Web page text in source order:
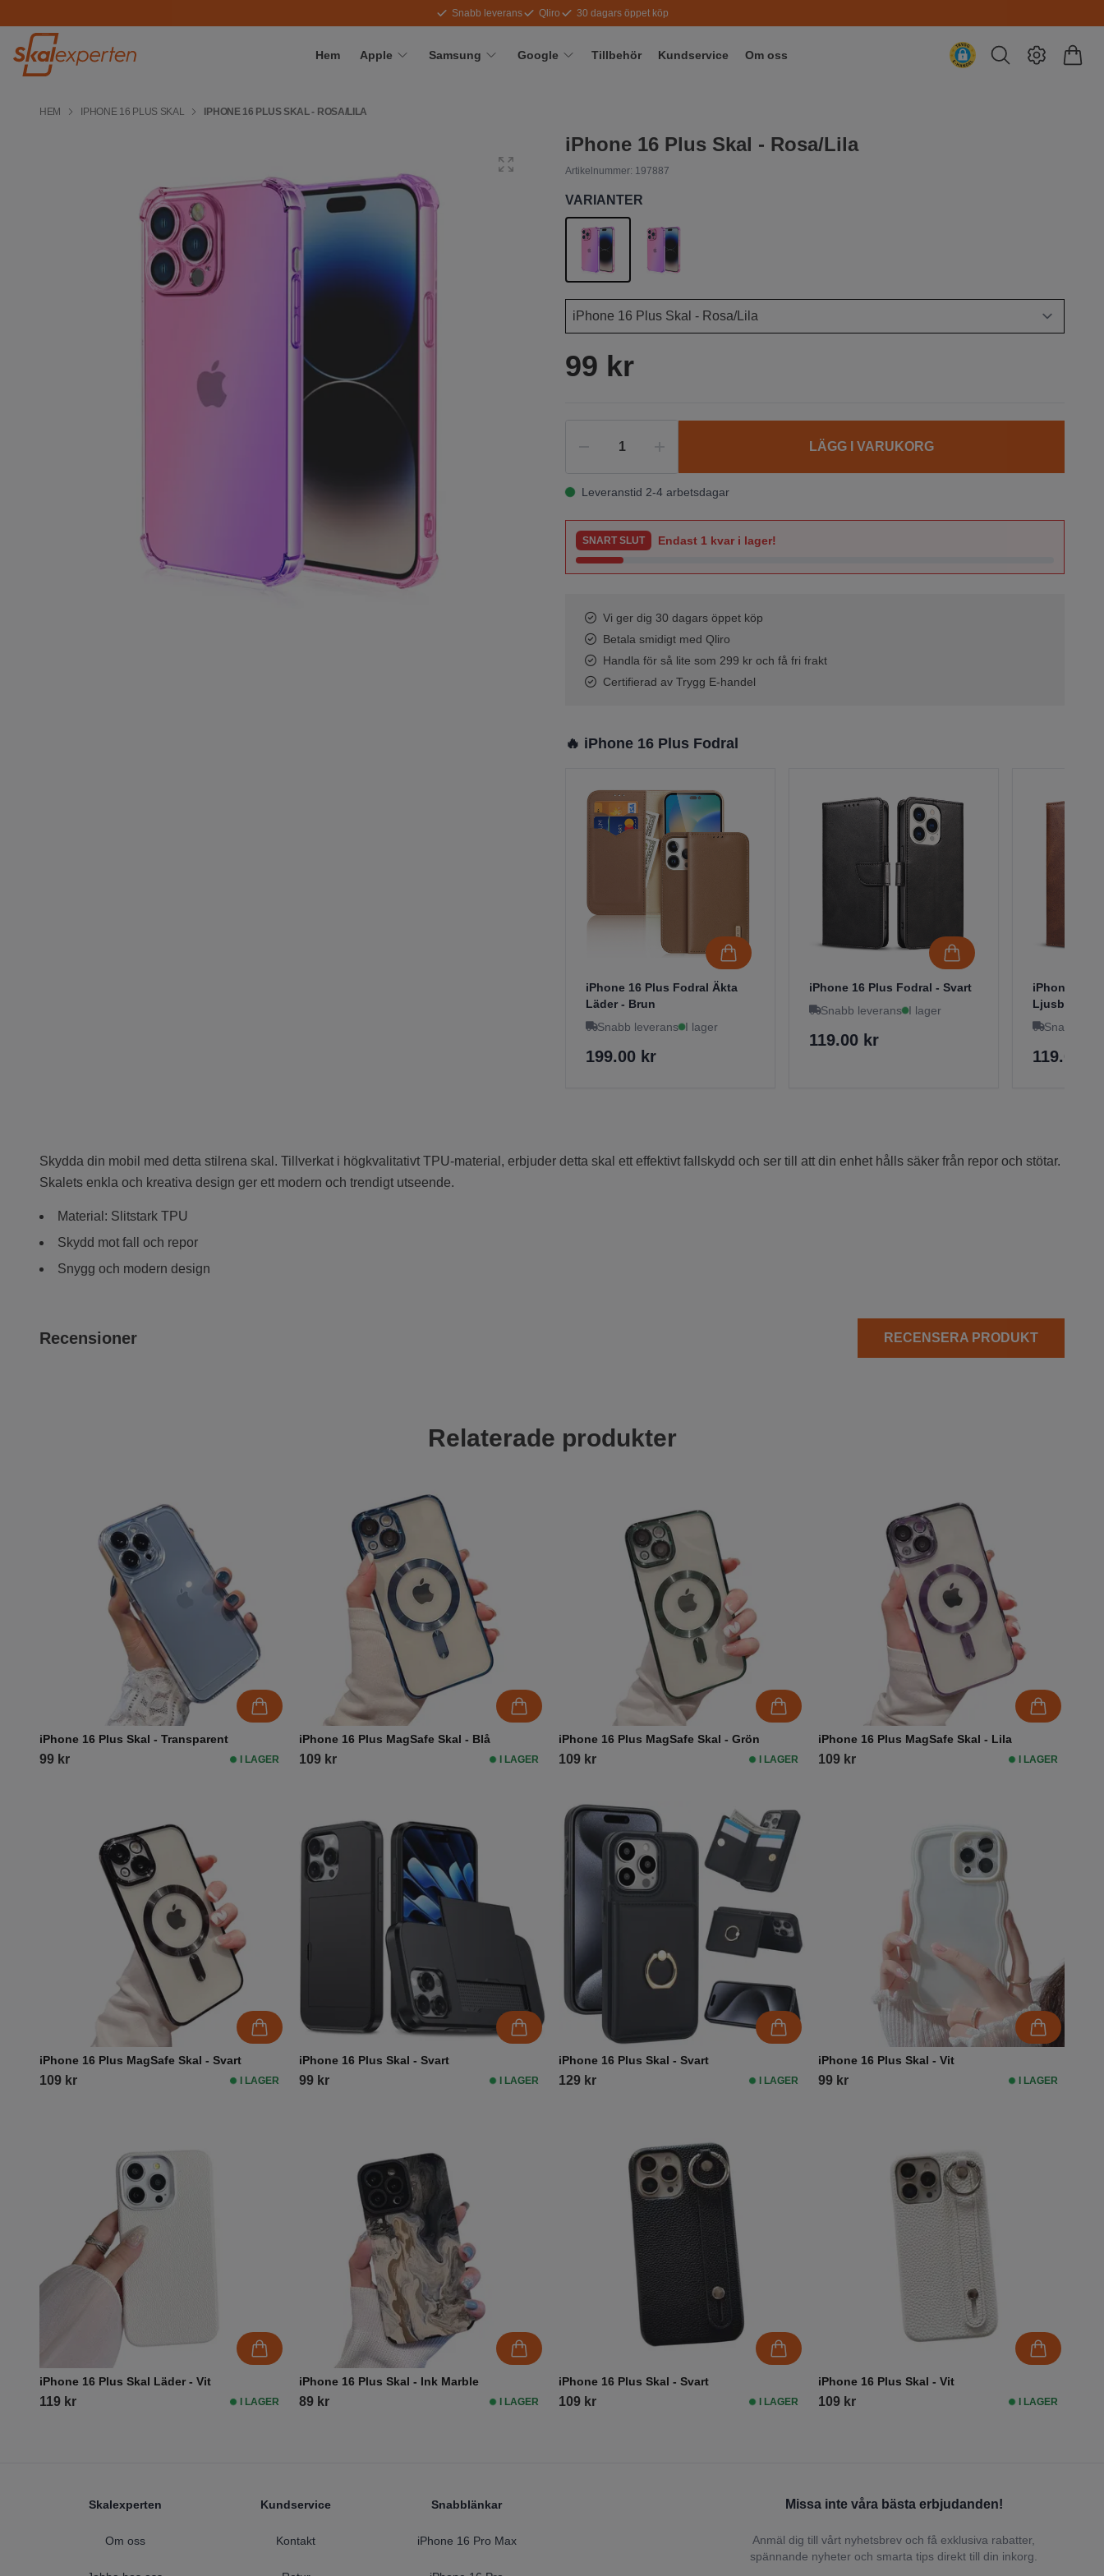
Snabb leverans Qliro 30 dagars öppet köp
Hem Apple Samsung Google Tillbehör Kundservice Om oss
HEM IPHONE 16 PLUS SKAL IPHONE 16 PLUS SKAL - ROSA/LILA
iPhone 16 Plus Skal - Rosa/Lila
Artikelnummer: 197887
VARIANTER
99 kr
LÄGG I VARUKORG
Leveranstid 2-4 arbetsdagar
SNART SLUT Endast 1 kvar i lager!
Vi ger dig 30 dagars öppet köp
Betala smidigt med Qliro
Handla för så lite som 299 kr och få fri frakt
Certifierad av Trygg E-handel
🔥 iPhone 16 Plus Fodral
iPhone 16 Plus Fodral Äkta
Läder - Brun
Snabb leverans I lager
199.00 kr
iPhone 16 Plus Fodral - Svart
Snabb leverans I lager
119.00 kr
iPhone 16
Ljusbrun
Snabb
119.00 kr
Skydda din mobil med detta stilrena skal. Tillverkat i högkvalitativt TPU-material, erbjuder detta skal ett effektivt fallskydd och ser till att din enhet hålls säker från repor och stötar.
Skalets enkla och kreativa design ger ett modern och trendigt utseende.
Material: Slitstark TPU
Skydd mot fall och repor
Snygg och modern design
Recensioner RECENSERA PRODUKT
Relaterade produkter
iPhone 16 Plus Skal - Transparent
99 kr I LAGER
iPhone 16 Plus MagSafe Skal - Blå
109 kr I LAGER
iPhone 16 Plus MagSafe Skal - Grön
109 kr I LAGER
iPhone 16 Plus MagSafe Skal - Lila
109 kr I LAGER
iPhone 16 Plus MagSafe Skal - Svart
109 kr I LAGER
iPhone 16 Plus Skal - Svart
99 kr I LAGER
iPhone 16 Plus Skal - Svart
129 kr I LAGER
iPhone 16 Plus Skal - Vit
99 kr I LAGER
iPhone 16 Plus Skal Läder - Vit
119 kr I LAGER
iPhone 16 Plus Skal - Ink Marble
89 kr I LAGER
iPhone 16 Plus Skal - Svart
109 kr I LAGER
iPhone 16 Plus Skal - Vit
109 kr I LAGER
Skalexperten
Om oss
Kundservice
Kontakt
Snabblänkar
iPhone 16 Pro Max
Missa inte våra bästa erbjudanden!
Anmäl dig till vårt nyhetsbrev och få exklusiva rabatter,
spännande nyheter och smarta tips direkt till din inkorg.